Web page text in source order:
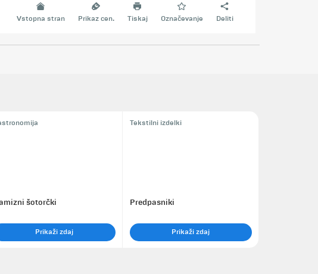
Vstopna stran Prikaz cen. Tiskaj Označevanje Deliti
šotorčki
Prikaži zdaj
Tekstilni izdelki
Predpasniki
Prikaži zdaj